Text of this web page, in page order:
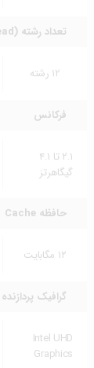
تعداد رشته (Thread)
۱۲ رشته
فرکانس
۲.۱ تا ۴.۱
گیگاهرتز
حافظه Cache
۱۲ مگابایت
گرافیک پردازنده
Intel UHD
Graphics